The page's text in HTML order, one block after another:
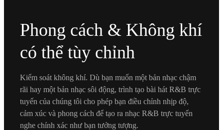
Phong cách & Không khí
có thể tùy chỉnh
Kiểm soát không khí. Dù bạn muốn một bản nhạc chậm
rãi hay một bản nhạc sôi động, trình tạo bài hát R&B trực
tuyến của chúng tôi cho phép bạn điều chỉnh nhịp độ,
cảm xúc và phong cách để tạo ra nhạc R&B trực tuyến
nghe chính xác như bạn tưởng tượng.